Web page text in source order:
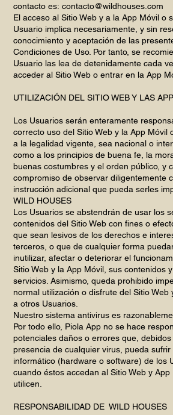
contacto es: contacto@wildhouses.com
El acceso al Sitio Web y a la App Móvil o
Usuario implica necesariamente, y sin
conocimiento y aceptación de las
Condiciones de Uso. Por tanto, se
Usuario las lea de detenidamente cada
acceder al Sitio Web o entrar en la App
UTILIZACIÓN DEL SITIO WEB Y LAS
Los Usuarios serán enteramente
correcto uso del Sitio Web y la App Móvil
a la legalidad vigente, sea nacional o
como a los principios de buena fe, la
buenas costumbres y el orden público, y
compromiso de observar diligentemente
instrucción adicional que pueda serles
WILD HOUSES
Los Usuarios se abstendrán de usar los
contenidos del Sitio Web con fines o
que sean lesivos de los derechos e
terceros, o que de cualquier forma
inutilizar, afectar o deteriorar el
Sitio Web y la App Móvil, sus contenidos
servicios. Asimismo, queda prohibido
normal utilización o disfrute del Sitio Web
a otros Usuarios.
Nuestro sistema antivirus es
Por todo ello, Piola App no se hace
potenciales daños o errores que, debidos
presencia de cualquier virus, pueda sufrir
informático (hardware o software) de los
cuando éstos accedan al Sitio Web y App
utilicen.
RESPONSABILIDAD DE WILD HOUSES